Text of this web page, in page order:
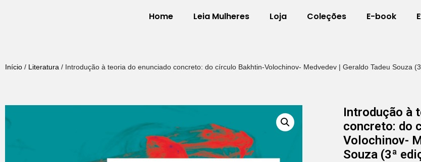
conteúdo
Home Leia Mulheres Loja Coleções E-book
Início / Literatura / Introdução à teoria do enunciado concreto: do círculo Bakhtin-Volochinov- Medvedev | Geraldo Tadeu Souza
Introdução à
concreto: do
Volochinov-
Souza (3ª